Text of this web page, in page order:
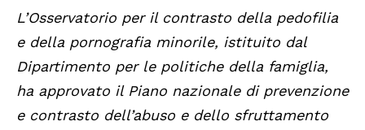
L’Osservatorio per il contrasto della pedofilia
e della pornografia minorile, istituito dal
Dipartimento per le politiche della famiglia,
ha approvato il Piano nazionale di prevenzione
e contrasto dell’abuso e dello sfruttamento